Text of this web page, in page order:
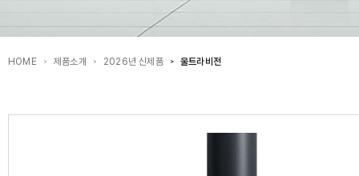
HOME 제품소개 2026년 신제품 울트라비전